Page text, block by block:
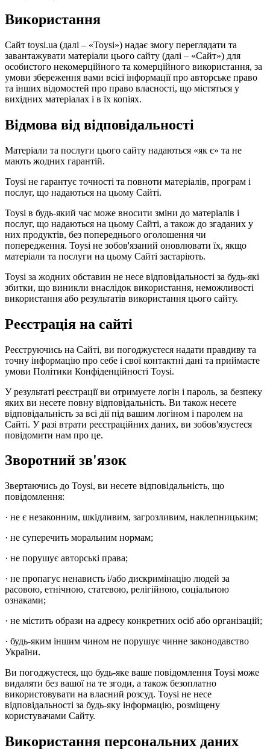
Використання
Сайт toysi.ua (далі – «Toysi») надає змогу переглядати та
завантажувати матеріали цього сайту (далі – «Сайт») для
особистого некомерційного та комерційного використання, за
умови збереження вами всієї інформації про авторське право
та інших відомостей про право власності, що містяться у
вихідних матеріалах і в їх копіях.
Відмова від відповідальності
Матеріали та послуги цього сайту надаються «як є» та не
мають жодних гарантій.
Toysi не гарантує точності та повноти матеріалів, програм і
послуг, що надаються на цьому Сайті.
Toysi в будь-який час може вносити зміни до матеріалів і
послуг, що надаються на цьому Сайті, а також до згаданих у
них продуктів, без попереднього оголошення чи
попередження. Toysi не зобов'язаний оновлювати їх, якщо
матеріали та послуги на цьому Сайті застаріють.
Toysi за жодних обставин не несе відповідальності за будь-які
збитки, що виникли внаслідок використання, неможливості
використання або результатів використання цього сайту.
Реєстрація на сайті
Реєструючись на Сайті, ви погоджуєтеся надати правдиву та
точну інформацію про себе і свої контактні дані та приймаєте
умови Політики Конфіденційності Toysi.
У результаті реєстрації ви отримуєте логін і пароль, за безпеку
яких ви несете повну відповідальність. Ви також несете
відповідальність за всі дії під вашим логіном і паролем на
Сайті. У разі втрати реєстраційних даних, ви зобов'язуєтеся
повідомити нам про це.
Зворотний зв'язок
Звертаючись до Toysi, ви несете відповідальність, що
повідомлення:
· не є незаконним, шкідливим, загрозливим, наклепницьким;
· не суперечить моральним нормам;
· не порушує авторські права;
· не пропагує ненависть і/або дискримінацію людей за
расовою, етнічною, статевою, релігійною, соціальною
ознаками;
· не містить образи на адресу конкретних осіб або організацій;
· будь-яким іншим чином не порушує чинне законодавство
України.
Ви погоджуєтеся, що будь-яке ваше повідомлення Toysi може
видаляти без вашої на те згоди, а також безоплатно
використовувати на власний розсуд. Toysi не несе
відповідальності за будь-яку інформацію, розміщену
користувачами Сайту.
Використання персональних даних